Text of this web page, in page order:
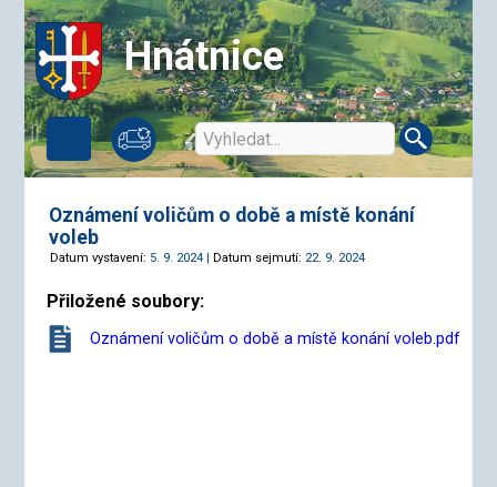
Hnátnice
Oznámení voličům o době a místě konání
voleb
Datum vystavení: 5. 9. 2024 | Datum sejmutí: 22. 9. 2024
Přiložené soubory:
Oznámení voličům o době a místě konání voleb.pdf